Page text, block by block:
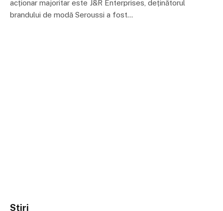
acționar majoritar este J&R Enterprises, deținătorul
brandului de modă Seroussi a fost…
Stiri